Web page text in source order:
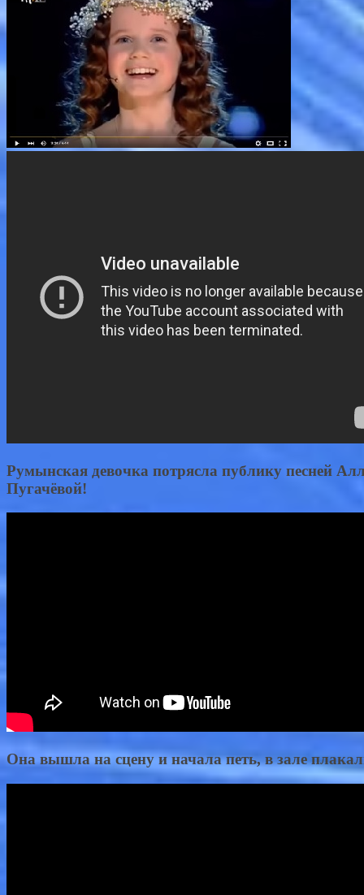
Румынская девочка потрясла публику песней
Пугачёвой!
Она вышла на сцену и начала петь, в зале